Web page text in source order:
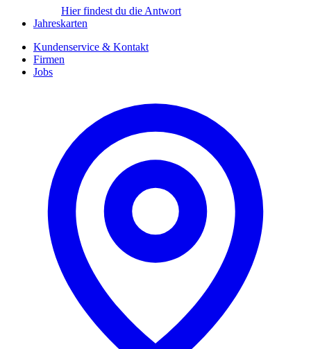
Hier findest du die Antwort
Jahreskarten
Kundenservice & Kontakt
Firmen
Jobs